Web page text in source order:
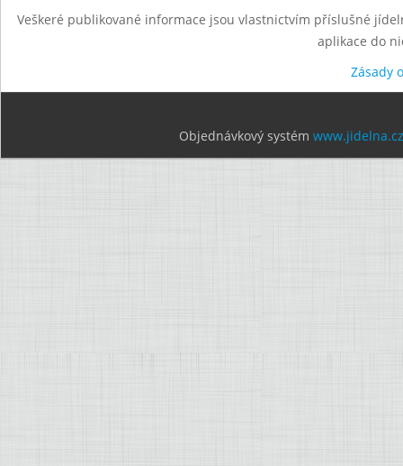
Veškeré publikované informace jsou vlastnictvím příslušné
aplikace do
Zásady
Objednávkový systém www.jidelna.cz